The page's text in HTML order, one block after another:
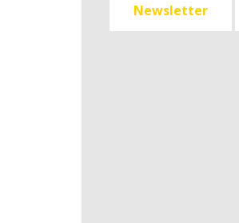
Newsletter